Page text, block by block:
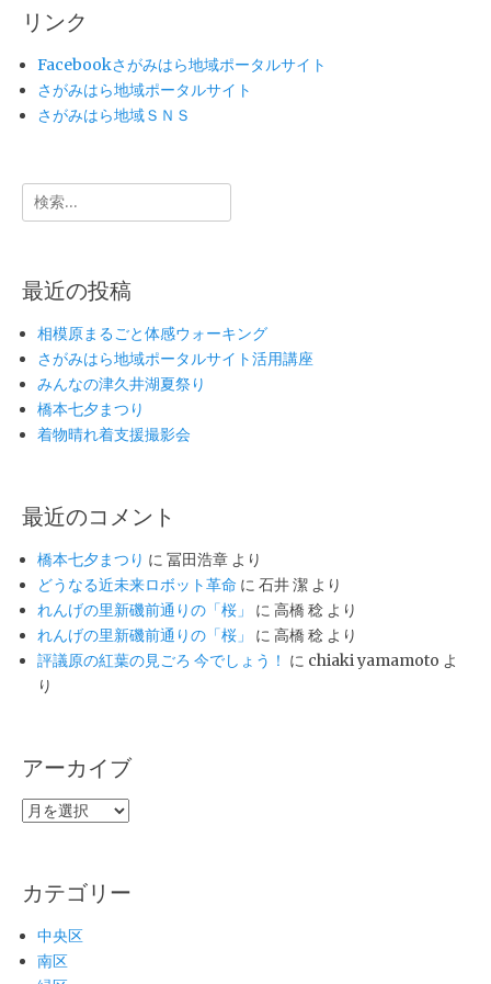
ー
シ
ョ
ン
投
稿:
リンク
Facebookさがみはら地域ポータルサイト
さがみはら地域ポータルサイト
さがみはら地域ＳＮＳ
検
索:
最近の投稿
相模原まるごと体感ウォーキング
さがみはら地域ポータルサイト活用講座
みんなの津久井湖夏祭り
橋本七夕まつり
着物晴れ着支援撮影会
最近のコメント
橋本七夕まつり に 冨田浩章 より
どうなる近未来ロボット革命 に 石井 潔 より
れんげの里新磯前通りの「桜」
に 高橋 稔 より
れんげの里新磯前通りの「桜」
に 高橋 稔 より
評議原の紅葉の見ごろ 今でしょう！ に chiaki yamamoto よ
り
アーカイブ
ア
イ
カテゴリー
中央区
南区